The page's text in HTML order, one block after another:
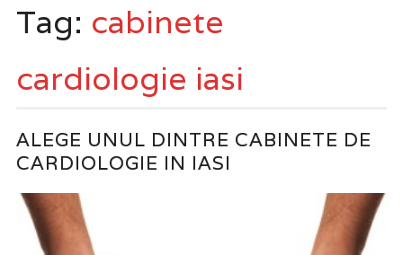
Tag: cabinete
cardiologie iasi
ALEGE UNUL DINTRE CABINETE DE
CARDIOLOGIE IN IASI